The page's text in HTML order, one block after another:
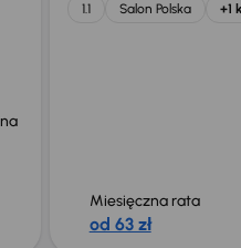
1.1
Salon Polska +1
Miesięczna rata
od 63 zł
Świeżo skupione